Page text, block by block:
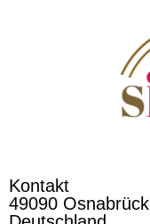
Kontakt
49090 Osnabrück